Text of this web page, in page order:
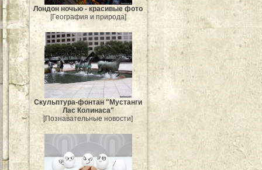
Лондон ночью - красивые фото
[География и природа]
Скульптура-фонтан "Мустанги
Лас Колинаса"
[Познавательные новости]